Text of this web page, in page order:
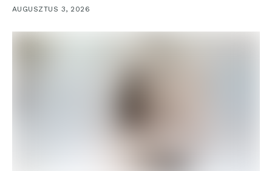
AUGUSZTUS 3, 2026